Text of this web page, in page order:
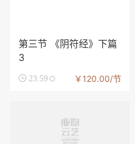
第三节 《阴符经》下篇
3
 23:59 ￥120.00/节